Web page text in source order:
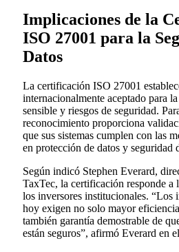
Implicaciones de la
ISO 27001 para la
Datos
La certificación ISO 27001
internacionalmente aceptado para
sensible y riesgos de seguridad.
reconocimiento proporciona
que sus sistemas cumplen con las
en protección de datos y seguridad
Según indicó Stephen Everard,
TaxTec, la certificación responde a
los inversores institucionales. “Los
hoy exigen no solo mayor
también garantía demostrable de
están seguros”, afirmó Everard en